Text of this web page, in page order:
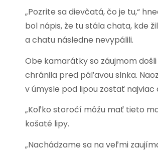
„Pozrite sa dievčatá, čo je tu,“
bol nápis, že tu stála chata, kde
a chatu následne nevypálili.
Obe kamarátky so záujmom došli
chránila pred páľavou slnka.
v úmysle pod lipou zostať
„Koľko storočí môžu mať tieto
košaté lipy.
„Nachádzame sa na veľmi